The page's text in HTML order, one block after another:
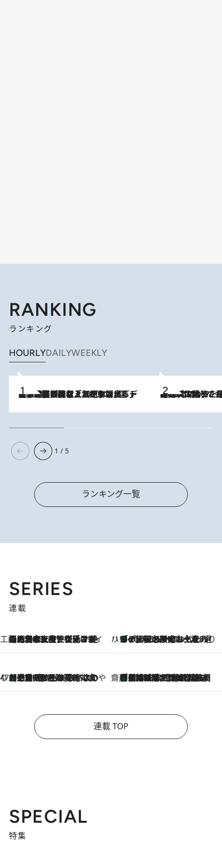
RANKING
ランキング
HOURLYDAILYWEEKLY
2026.8.5
【なぜ吉沢亮は「気配を消せる」のか？】興行収入208億の『国宝』を経て挑むミュージカル『ディア・エヴァン・ハンセン』。トップ俳優が舞台上でさらけ出した“孤独”とは 2026.8.5
【阿川佐和子さんの年とる力】なぜ70代で始めた趣味は“こんなに楽しい”のか？ ピアノ、俳句…スランプに陥っても続けられる“ある秘訣”とは
1 / 5
ランキング一覧
SERIES
連載
工藤まやのおもてなしハワイ
2026.8.6
【ハワイ土産】ローカルの絶大な支持で復活！ 絶品の幻クッキー《元ファンの日本人女性が受け継いだ名店》 ハワイ賢者 リサのお気に入りリスト2026.8.6
あの伝説の限定トートも！ リニューアルした「ディーン＆デルーカ ハワイ」で必須のお土産8選
47都道府県の手みやげ ひんやりスイーツで夏を満喫
2026.8.6
【三重県】この夏絶対食べたい 冷やしておいしいおやつ3選 お餅×アイスの新感覚スイーツ 齋藤 薫 美容脳ルネサンス
2026.8.6
「荷物が増えるほど旅ストレスは増す」美容ジャーナリストがたどり着いた最終結論。“化粧品を劇的に減らす”感動の凝縮美容とは
連載 TOP
SPECIAL
特集